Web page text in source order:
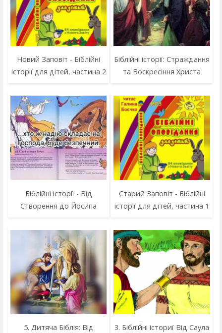
Новий Заповіт - Біблійні
історії для дітей, частина 2
Біблійні історії: Страждання
та Воскресіння Христа
Біблійні історії - Від
Створення до Йосипа
Старий Заповіт - Біблійні
історії для дітей, частина 1
5. Дитяча Біблія: Від
3. Біблійні істориї Від Саула